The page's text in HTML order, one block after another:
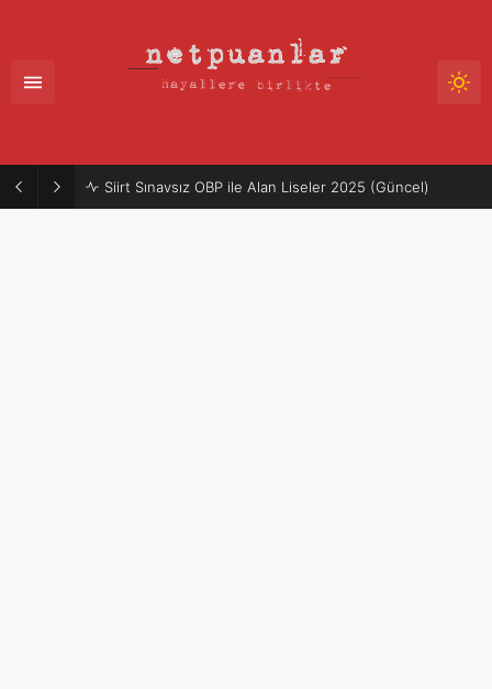
Siirt Sınavsız OBP ile Alan Liseler 2025 (Güncel)